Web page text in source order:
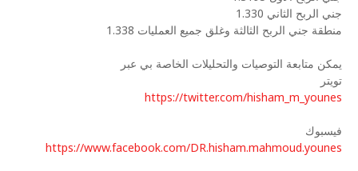
جني الربح الثاني 1.330
منطقة جني الربح الثالثة وغلق جميع العمليات 1.338
يمكن متابعة التوصيات والتحليلات الخاصة بي عبر
تويتر
https://twitter.com/hisham_m_younes
فيسبوك
https://www.facebook.com/DR.hisham.mahmoud.younes